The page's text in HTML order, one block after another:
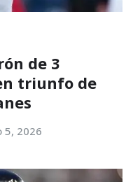
de 3
triunfo de
5, 2026